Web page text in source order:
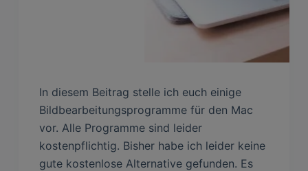
In diesem Beitrag stelle ich euch einige
Bildbearbeitungsprogramme für den Mac
vor. Alle Programme sind leider
kostenpflichtig. Bisher habe ich leider keine
gute kostenlose Alternative gefunden. Es